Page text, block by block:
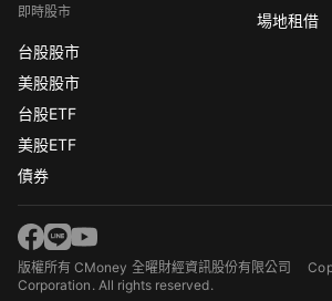
即時股市
台股股市
美股股市
台股ETF
美股ETF
債券
場地租借
版權所有 CMoney 全曜財經資訊股份有限公司
Corporation. All rights reserved.